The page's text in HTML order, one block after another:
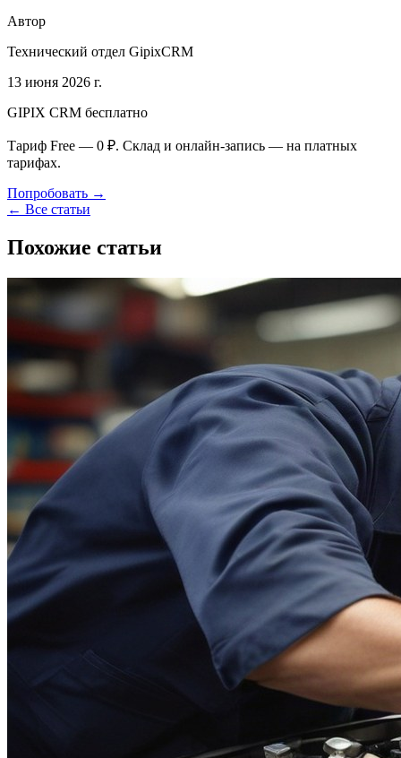
Автор
Технический отдел GipixCRM
13 июня 2026 г.
GIPIX CRM бесплатно
Тариф Free — 0 ₽. Склад и онлайн-запись — на платных
тарифах.
Попробовать →
← Все статьи
Похожие статьи